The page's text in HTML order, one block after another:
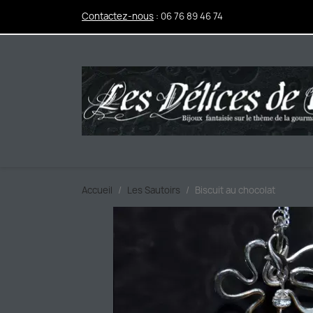
Contactez-nous : 06 76 89 46 74
Accueil Les Sautoirs Biscuit au chocolat